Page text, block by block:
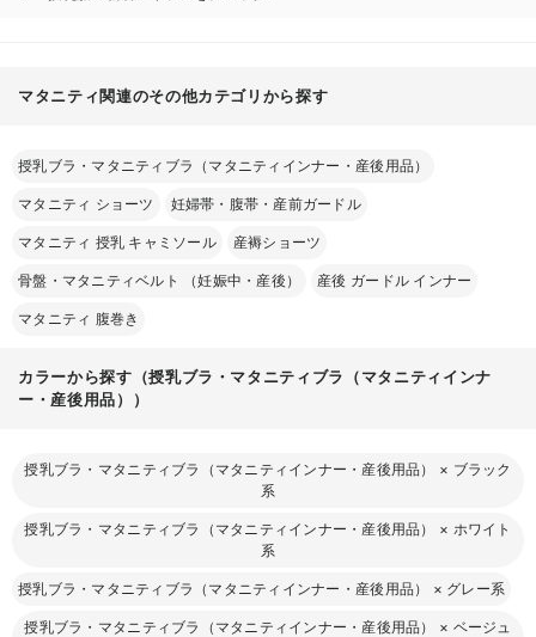
マタニティ関連のその他カテゴリから探す
授乳ブラ・マタニティブラ（マタニティインナー・産後用品）
マタニティ ショーツ 妊婦帯・腹帯・産前ガードル
マタニティ 授乳 キャミソール 産褥ショーツ
骨盤・マタニティベルト （妊娠中・産後） 産後 ガードル インナー
マタニティ 腹巻き
カラーから探す（授乳ブラ・マタニティブラ（マタニティインナ
ー・産後用品））
授乳ブラ・マタニティブラ（マタニティインナー・産後用品） × ブラック
系
授乳ブラ・マタニティブラ（マタニティインナー・産後用品） × ホワイト
系
授乳ブラ・マタニティブラ（マタニティインナー・産後用品） × グレー系
授乳ブラ・マタニティブラ（マタニティインナー・産後用品） × ベージュ